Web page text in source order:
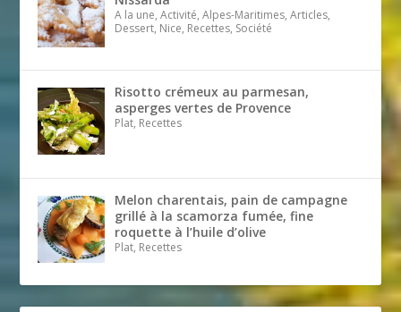
A la une, Activité, Alpes-Maritimes, Articles,
Dessert, Nice, Recettes, Société
Risotto crémeux au parmesan,
asperges vertes de Provence
Plat, Recettes
Melon charentais, pain de campagne
grillé à la scamorza fumée, fine
roquette à l’huile d’olive
Plat, Recettes